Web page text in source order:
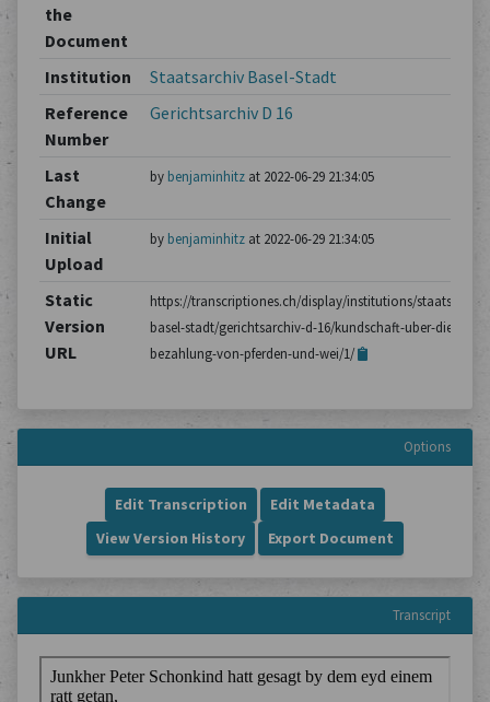
the
Document
Institution
Staatsarchiv Basel-Stadt
Reference
Number
Gerichtsarchiv D 16
Last
Change
by benjaminhitzat 2022-06-29 21:34:05
Initial
Upload
by benjaminhitzat 2022-06-29 21:34:05
Static
Version
URL
https://transcriptiones.ch/display/institutions/
basel-stadt/gerichtsarchiv-d-16/kundschaft-uber-die-
bezahlung-von-pferden-und-wei/1/
Options
Edit Transcription
Edit Metadata
View Version History
Export Document
Transcript